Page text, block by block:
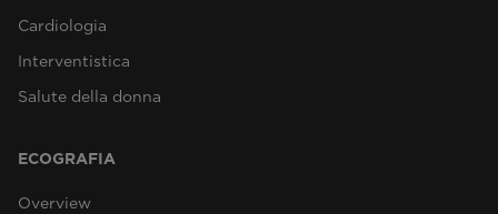
Cardiologia
Interventistica
Salute della donna
ECOGRAFIA
Overview